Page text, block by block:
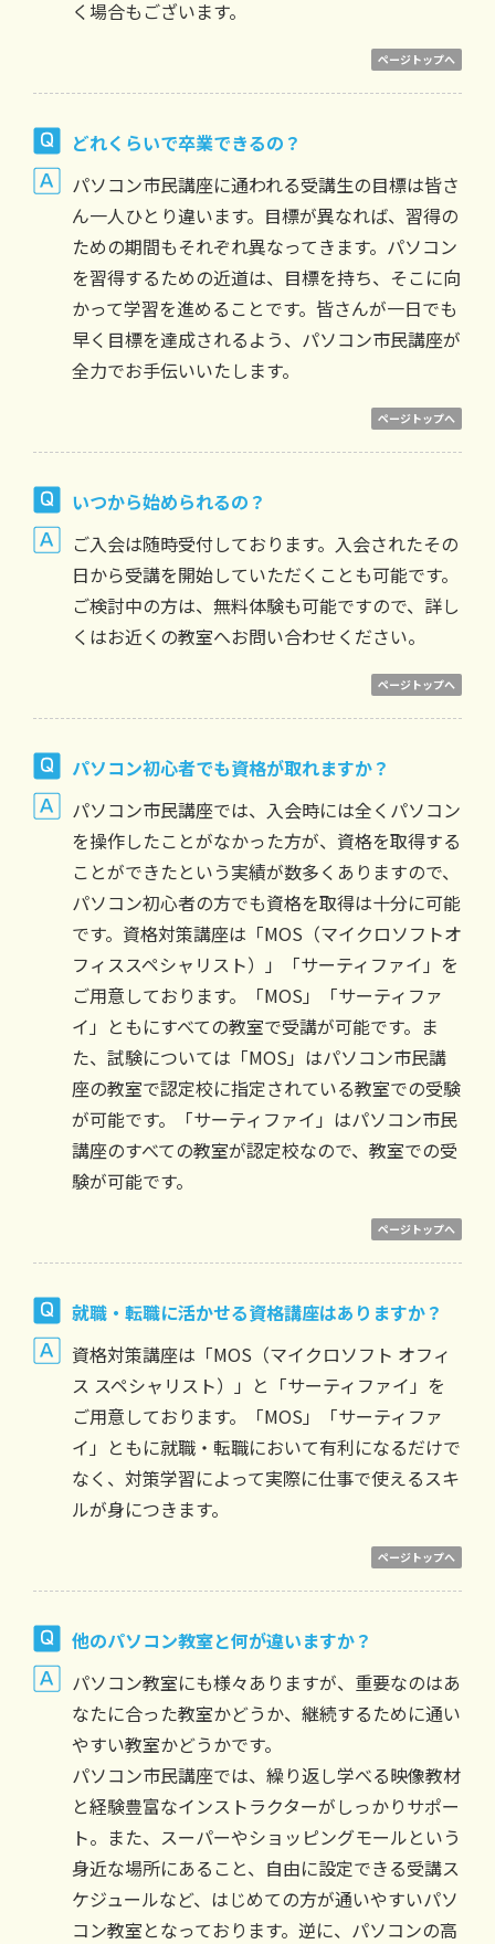
く場合もございます。
ページトップへ
どれくらいで卒業できるの？
パソコン市民講座に通われる受講生の目標は皆さ
ん一人ひとり違います。目標が異なれば、習得の
ための期間もそれぞれ異なってきます。パソコン
を習得するための近道は、目標を持ち、そこに向
かって学習を進めることです。皆さんが一日でも
早く目標を達成されるよう、パソコン市民講座が
全力でお手伝いいたします。
ページトップへ
いつから始められるの？
ご入会は随時受付しております。入会されたその
日から受講を開始していただくことも可能です。
ご検討中の方は、無料体験も可能ですので、詳し
くはお近くの教室へお問い合わせください。
ページトップへ
パソコン初心者でも資格が取れますか？
パソコン市民講座では、入会時には全くパソコン
を操作したことがなかった方が、資格を取得する
ことができたという実績が数多くありますので、
パソコン初心者の方でも資格を取得は十分に可能
です。資格対策講座は「MOS（マイクロソフトオ
フィススペシャリスト）」「サーティファイ」を
ご用意しております。「MOS」「サーティファ
イ」ともにすべての教室で受講が可能です。ま
た、試験については「MOS」はパソコン市民講
座の教室で認定校に指定されている教室での受験
が可能です。「サーティファイ」はパソコン市民
講座のすべての教室が認定校なので、教室での受
験が可能です。
ページトップへ
就職・転職に活かせる資格講座はありますか？
資格対策講座は「MOS（マイクロソフト オフィ
ス スペシャリスト）」と「サーティファイ」を
ご用意しております。「MOS」「サーティファ
イ」ともに就職・転職において有利になるだけで
なく、対策学習によって実際に仕事で使えるスキ
ルが身につきます。
ページトップへ
他のパソコン教室と何が違いますか？
パソコン教室にも様々ありますが、重要なのはあ
なたに合った教室かどうか、継続するために通い
やすい教室かどうかです。
パソコン市民講座では、繰り返し学べる映像教材
と経験豊富なインストラクターがしっかりサポー
ト。また、スーパーやショッピングモールという
身近な場所にあること、自由に設定できる受講ス
ケジュールなど、はじめての方が通いやすいパソ
コン教室となっております。逆に、パソコンの高